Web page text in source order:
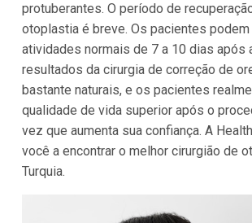
protuberantes. O período de
otoplastia é breve. Os pacientes
atividades normais de 7 a 10 dias após
resultados da cirurgia de correção de
bastante naturais, e os pacientes
qualidade de vida superior após o
vez que aumenta sua confiança. A
você a encontrar o melhor cirurgião de
Turquia.